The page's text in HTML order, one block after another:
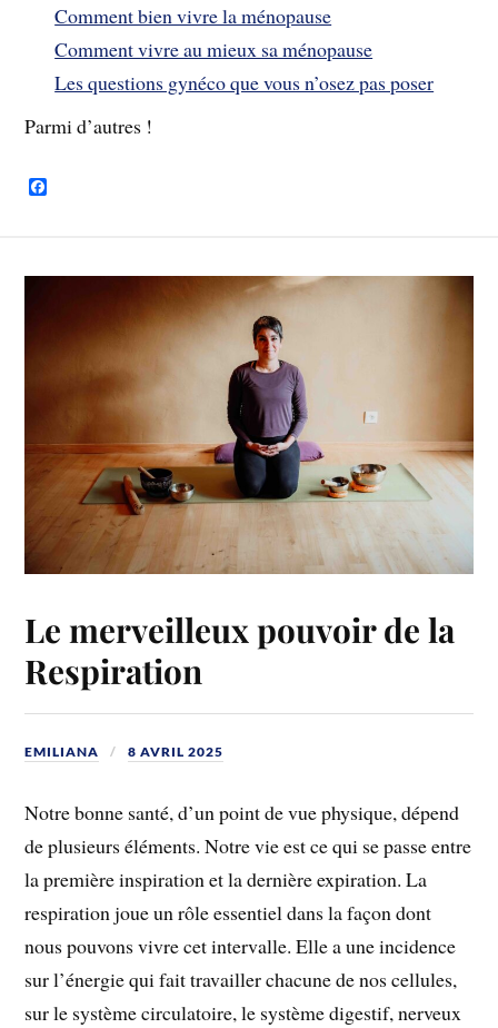
Comment bien vivre la ménopause
Comment vivre au mieux sa ménopause
Les questions gynéco que vous n’osez pas poser
Parmi d’autres !
o
Le merveilleux pouvoir de la
Respiration
EMILIANA 8 AVRIL 2025
Notre bonne santé, d’un point de vue physique, dépend
de plusieurs éléments. Notre vie est ce qui se passe entre
la première inspiration et la dernière expiration. La
respiration joue un rôle essentiel dans la façon dont
nous pouvons vivre cet intervalle. Elle a une incidence
sur l’énergie qui fait travailler chacune de nos cellules,
sur le système circulatoire, le système digestif, nerveux